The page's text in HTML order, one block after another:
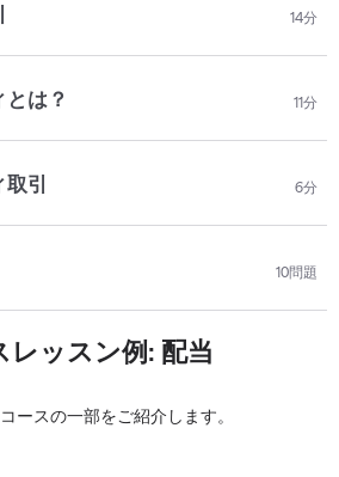
14分
は？ 11分
引 6分
10問題
レッスン例: 配当
ースの一部をご紹介します。